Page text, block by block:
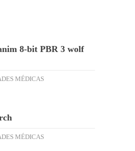
8-bit PBR 3 wolf
MÉDICAS
MÉDICAS